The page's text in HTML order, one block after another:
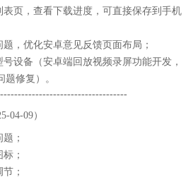
页，查看下载进度，可直接保存到手机
，优化安卓意见反馈页面布局；
设备（安卓端回放视频录屏功能开发，
修复）。
04-09）
；
；
；